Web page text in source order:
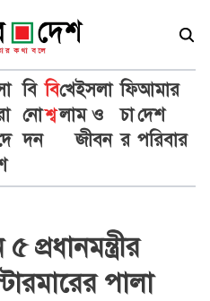
বি
নো
দন
বি
শ্ব
খে
লা
ইসলা
ম ও
জীবন
ফি
চা
র
আমার
দেশ
পরিবার
প্রধানমন্ত্রীর
পালা